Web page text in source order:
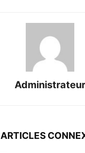
Administrateur
ARTICLES